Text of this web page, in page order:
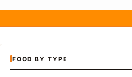
FOOD BY TYPE